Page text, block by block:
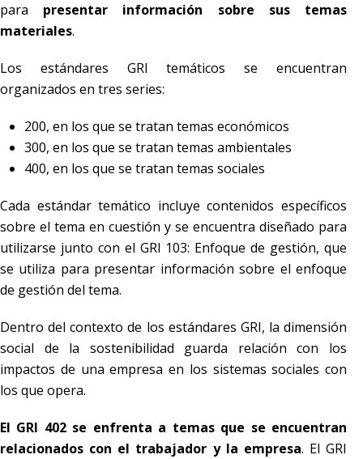
para presentar información sobre sus temas
materiales.
Los estándares GRI temáticos se encuentran
organizados en tres series:
200, en los que se tratan temas económicos
300, en los que se tratan temas ambientales
400, en los que se tratan temas sociales
Cada estándar temático incluye contenidos específicos
sobre el tema en cuestión y se encuentra diseñado para
utilizarse junto con el GRI 103: Enfoque de gestión, que
se utiliza para presentar información sobre el enfoque
de gestión del tema.
Dentro del contexto de los estándares GRI, la dimensión
social de la sostenibilidad guarda relación con los
impactos de una empresa en los sistemas sociales con
los que opera.
El GRI 402 se enfrenta a temas que se encuentran
relacionados con el trabajador y la empresa. El GRI